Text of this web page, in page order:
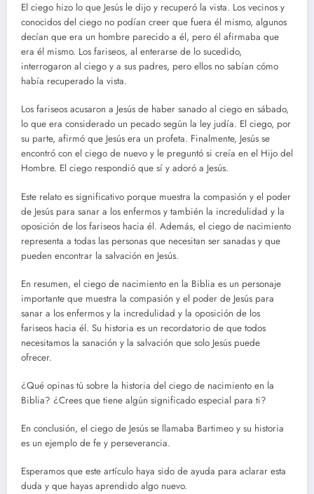
El ciego hizo lo que Jesús le dijo y recuperó la vista. Los vecinos y
conocidos del ciego no podían creer que fuera él mismo, algunos
decían que era un hombre parecido a él, pero él afirmaba que
era él mismo. Los fariseos, al enterarse de lo sucedido,
interrogaron al ciego y a sus padres, pero ellos no sabían cómo
había recuperado la vista.
Los fariseos acusaron a Jesús de haber sanado al ciego en sábado,
lo que era considerado un pecado según la ley judía. El ciego, por
su parte, afirmó que Jesús era un profeta. Finalmente, Jesús se
encontró con el ciego de nuevo y le preguntó si creía en el Hijo del
Hombre. El ciego respondió que sí y adoró a Jesús.
Este relato es significativo porque muestra la compasión y el poder
de Jesús para sanar a los enfermos y también la incredulidad y la
oposición de los fariseos hacia él. Además, el ciego de nacimiento
representa a todas las personas que necesitan ser sanadas y que
pueden encontrar la salvación en Jesús.
En resumen, el ciego de nacimiento en la Biblia es un personaje
importante que muestra la compasión y el poder de Jesús para
sanar a los enfermos y la incredulidad y la oposición de los
fariseos hacia él. Su historia es un recordatorio de que todos
necesitamos la sanación y la salvación que solo Jesús puede
ofrecer.
¿Qué opinas tú sobre la historia del ciego de nacimiento en la
Biblia? ¿Crees que tiene algún significado especial para ti?
En conclusión, el ciego de Jesús se llamaba Bartimeo y su historia
es un ejemplo de fe y perseverancia.
Esperamos que este artículo haya sido de ayuda para aclarar esta
duda y que hayas aprendido algo nuevo.